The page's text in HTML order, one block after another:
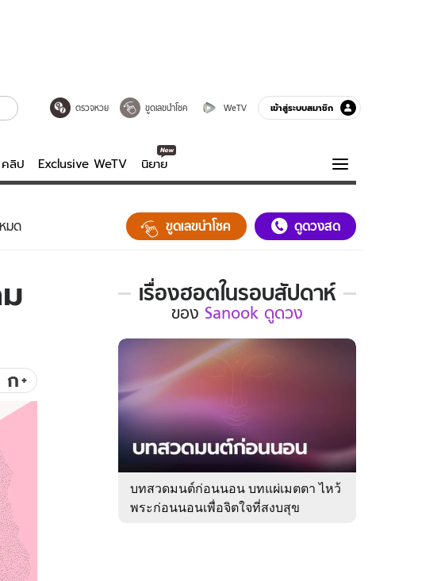
ตรวจหวย ขูดเลขนำโชค WeTV เข้าสู่ระบบสมาชิก
คลิป Exclusive WeTV นิยาย
เกมส์
ดูทีวี
WeTV
ความรู้รอบตัว
ฮาวทู
มด ขูดเลขนำโชค ดูดวงสด
ก+
เรื่องฮอตในรอบสัปดาห์
เรื่อง
ใน
รอบ
ของ
Sanook
ดูด
ของ Sanook ดูดวง
บทสวดมนต์ก่อนนอน บทแผ่เมตตา ไหว้
พระก่อนนอนเพื่อจิตใจที่สงบสุข